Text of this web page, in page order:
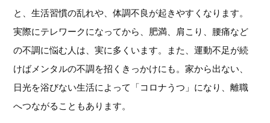
と、生活習慣の乱れや、体調不良が起きやすくなります。
実際にテレワークになってから、肥満、肩こり、腰痛など
の不調に悩む人は、実に多くいます。また、運動不足が続
けばメンタルの不調を招くきっかけにも。家から出ない、
日光を浴びない生活によって「コロナうつ」になり、離職
へつながることもあります。